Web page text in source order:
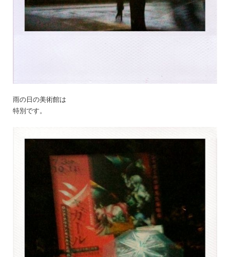
雨の日の美術館は
特別です。